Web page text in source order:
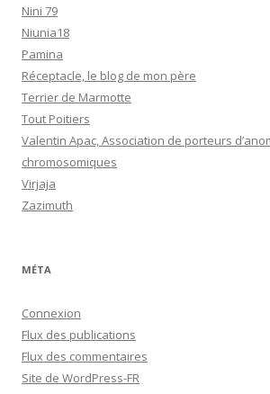
Nini 79
Niunia18
Pamina
Réceptacle, le blog de mon père
Terrier de Marmotte
Tout Poitiers
Valentin Apac, Association de porteurs
chromosomiques
Virjaja
Zazimuth
MÉTA
Connexion
Flux des publications
Flux des commentaires
Site de WordPress-FR